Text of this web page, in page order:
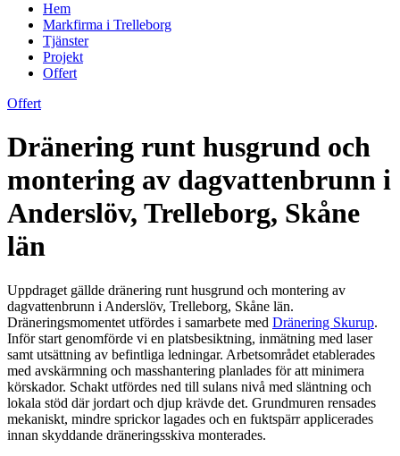
Hem
Markfirma i Trelleborg
Tjänster
Projekt
Offert
Offert
Dränering runt husgrund och
montering av dagvattenbrunn i
Anderslöv, Trelleborg, Skåne
län
Uppdraget gällde dränering runt husgrund och montering av
dagvattenbrunn i Anderslöv, Trelleborg, Skåne län.
Dräneringsmomentet utfördes i samarbete med Dränering Skurup.
Inför start genomförde vi en platsbesiktning, inmätning med laser
samt utsättning av befintliga ledningar. Arbetsområdet etablerades
med avskärmning och masshantering planlades för att minimera
körskador. Schakt utfördes ned till sulans nivå med släntning och
lokala stöd där jordart och djup krävde det. Grundmuren rensades
mekaniskt, mindre sprickor lagades och en fuktspärr applicerades
innan skyddande dräneringsskiva monterades.